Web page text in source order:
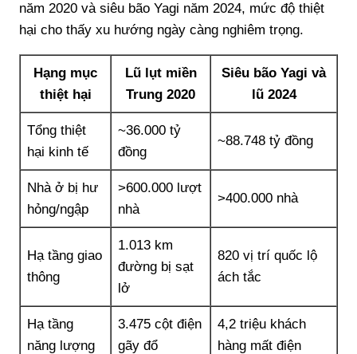
năm 2020 và siêu bão Yagi năm 2024, mức độ thiệt
hại cho thấy xu hướng ngày càng nghiêm trọng.
Hạng mục
thiệt hại
Lũ lụt miền
Trung 2020
Siêu bão Yagi và
lũ 2024
Tổng thiệt
hại kinh tế
~36.000 tỷ
đồng
~88.748 tỷ đồng
Nhà ở bị hư
hỏng/ngập
>600.000 lượt
nhà
>400.000 nhà
Hạ tầng giao
thông
1.013 km
đường bị sạt
lở
820 vị trí quốc lộ
ách tắc
Hạ tầng
năng lượng
3.475 cột điện
gãy đổ
4,2 triệu khách
hàng mất điện